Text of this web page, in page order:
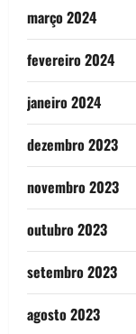
março 2024
fevereiro 2024
janeiro 2024
dezembro 2023
novembro 2023
outubro 2023
setembro 2023
agosto 2023